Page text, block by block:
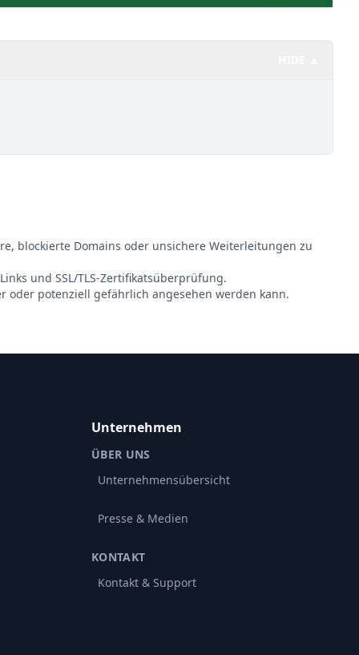
blockierte Domains oder unsichere Weiterleitungen zu
und SSL/TLS-Zertifikatsüberprüfung.
oder potenziell gefährlich angesehen werden kann.
Unternehmen
ÜBER UNS
Unternehmensübersicht
Presse & Medien
KONTAKT
Kontakt & Support